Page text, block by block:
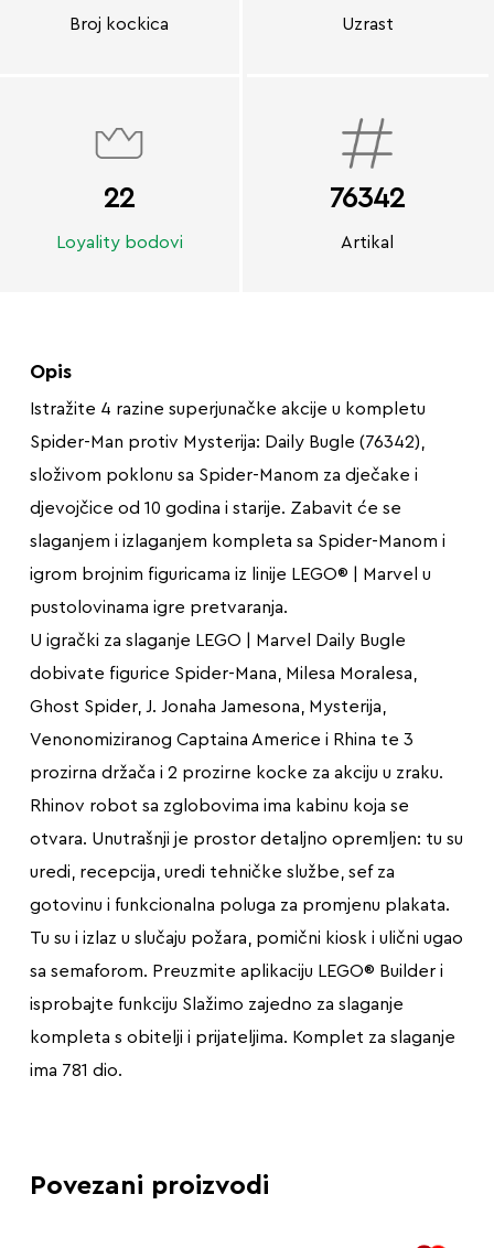
Broj kockica Uzrast
22
Loyality bodovi
76342
Artikal
Opis
Istražite 4 razine superjunačke akcije u kompletu
Spider-Man protiv Mysterija: Daily Bugle (76342),
složivom poklonu sa Spider-Manom za dječake i
djevojčice od 10 godina i starije. Zabavit će se
slaganjem i izlaganjem kompleta sa Spider-Manom i
igrom brojnim figuricama iz linije LEGO® | Marvel u
pustolovinama igre pretvaranja.
U igrački za slaganje LEGO | Marvel Daily Bugle
dobivate figurice Spider-Mana, Milesa Moralesa,
Ghost Spider, J. Jonaha Jamesona, Mysterija,
Venonomiziranog Captaina Americe i Rhina te 3
prozirna držača i 2 prozirne kocke za akciju u zraku.
Rhinov robot sa zglobovima ima kabinu koja se
otvara. Unutrašnji je prostor detaljno opremljen: tu su
uredi, recepcija, uredi tehničke službe, sef za
gotovinu i funkcionalna poluga za promjenu plakata.
Tu su i izlaz u slučaju požara, pomični kiosk i ulični ugao
sa semaforom. Preuzmite aplikaciju LEGO® Builder i
isprobajte funkciju Slažimo zajedno za slaganje
kompleta s obitelji i prijateljima. Komplet za slaganje
ima 781 dio.
Povezani proizvodi